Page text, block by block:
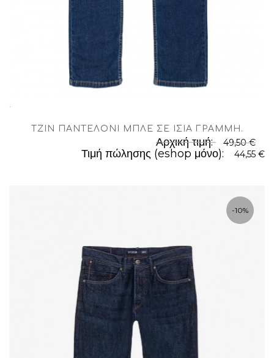
.
TΖΊΝ ΠΑΝΤΕΛΌΝΙ ΜΠΛΈ ΣΕ ΊΣΙΑ ΓΡΑΜΜΉ .
Αρχική τιμή: 49,50 €
Τιμή πώλησης (eshop μόνο): 44,55 €
-10%